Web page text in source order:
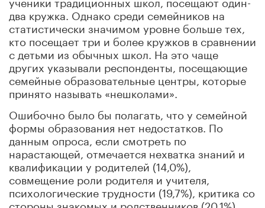
два кружка. Однако среди семейников на
статистически значимом уровне больше тех,
кто посещает три и более кружков в сравнении
с детьми из обычных школ. На это чаще
других указывали респонденты, посещающие
семейные образовательные центры, которые
принято называть «нешколами».
Ошибочно было бы полагать, что у семейной
формы образования нет недостатков. По
данным опроса, если смотреть по
нарастающей, отмечается нехватка знаний и
квалификации у родителей (14,0%),
совмещение роли родителя и учителя,
психологические трудности (19,7%), критика со
стороны знакомых и родственников (20,1%),